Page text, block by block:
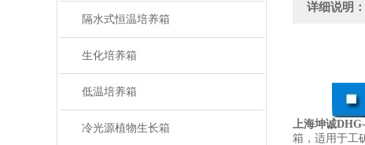
隔水式恒温培养箱
生化培养箱
低温培养箱
冷光源植物生长箱
详细说明：
上海坤诚
箱，适用于工